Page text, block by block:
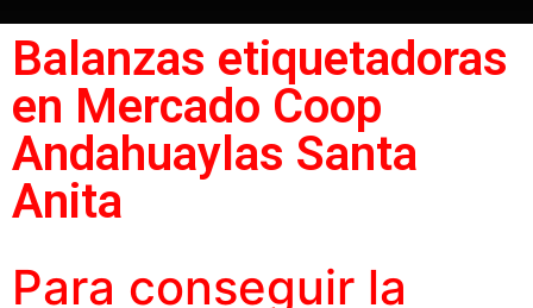
Balanzas etiquetadoras
en Mercado Coop
Andahuaylas Santa
Anita
Para conseguir la